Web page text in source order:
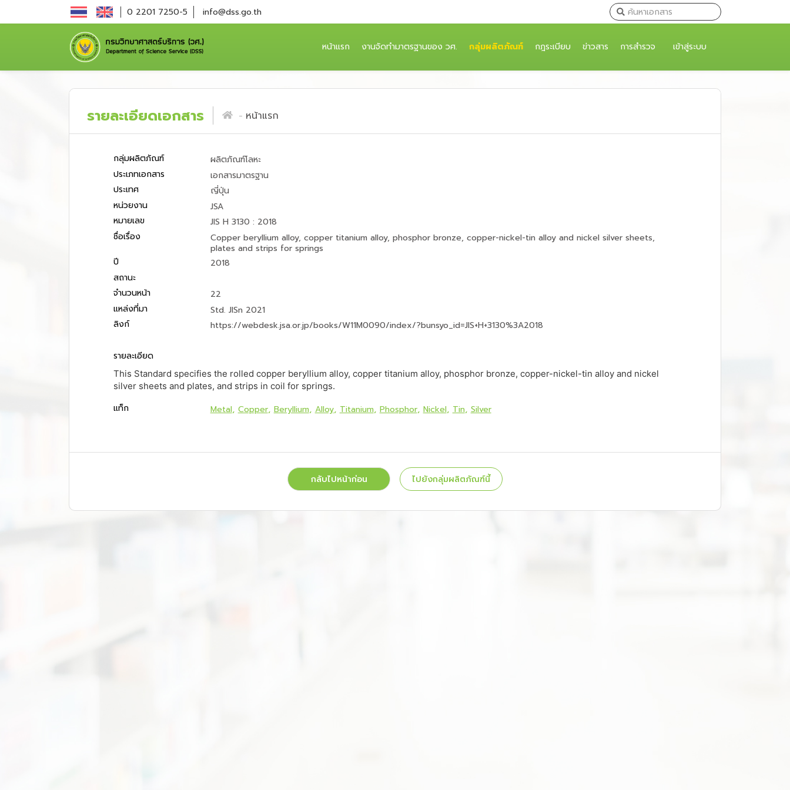
0 2201 7250-5 info@dss.go.th
หน้าแรก (CURRENT)
งานจัดทำมาตรฐานของ วศ. กลุ่มผลิตภัณฑ์ กฎระเบียบ ข่าวสาร การสำรวจ เข้าสู่ระบบ
รายละเอียดเอกสาร หน้าแรก
กลุ่มผลิตภัณฑ์
ผลิตภัณฑ์โลหะ
ประเภทเอกสาร
เอกสารมาตรฐาน
ประเทศ
ญี่ปุ่น
หน่วยงาน
JSA
หมายเลข
JIS H 3130 : 2018
ชื่อเรื่อง
Copper beryllium alloy, copper titanium alloy, phosphor bronze, copper-nickel-tin alloy and nickel silver sheets,
plates and strips for springs
ปี
2018
สถานะ
จำนวนหน้า
22
แหล่งที่มา
Std. JISn 2021
ลิงก์
https://webdesk.jsa.or.jp/books/W11M0090/index/?bunsyo_id=JIS+H+3130%3A2018
รายละเอียด
This Standard specifies the rolled copper beryllium alloy, copper titanium alloy, phosphor bronze, copper-nickel-tin alloy and nickel
silver sheets and plates, and strips in coil for springs.
แท็ก Metal Copper Beryllium Alloy Titanium Phosphor Nickel Tin Silver
กลับไปหน้าก่อน ไปยังกลุ่มผลิตภัณฑ์นี้